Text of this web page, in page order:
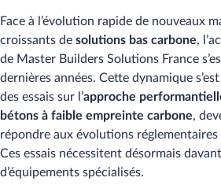
Face à l’évolution rapide de nouveaux
croissants de solutions bas carbone,
de Master Builders Solutions France
dernières années. Cette dynamique
des essais sur l’approche
bétons à faible empreinte carbone,
répondre aux évolutions réglementaires
Ces essais nécessitent désormais
d’équipements spécialisés.